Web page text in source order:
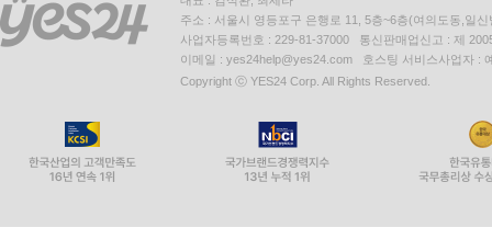
주소 : 서울시 영등포구 은행로 11, 5층~6층(여의도동,일신
사업자등록번호 : 229-81-37000 통신판매업신고 : 제
이메일 : yes24help@yes24.com 호스팅 서비스사업자 :
Copyright ⓒ YES24 Corp. All Rights Reserved.